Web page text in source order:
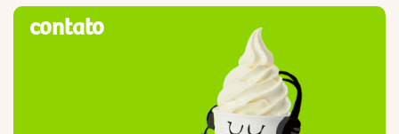
contato